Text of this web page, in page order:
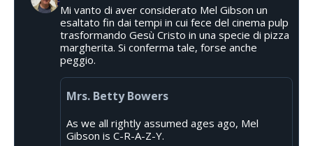
Mi vanto di aver considerato Mel Gibson un
esaltato fin dai tempi in cui fece del cinema pulp
trasformando Gesù Cristo in una specie di pizza
margherita. Si conferma tale, forse anche
peggio.
Mrs. Betty Bowers
As we all rightly assumed ages ago, Mel
Gibson is C-R-A-Z-Y.